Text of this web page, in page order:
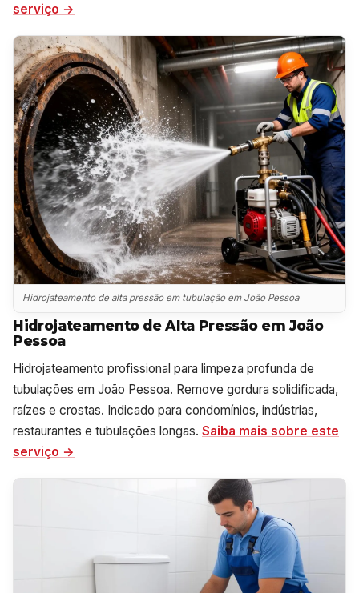
serviço →
Hidrojateamento de alta pressão em tubulação em João Pessoa
Hidrojateamento de Alta Pressão em João
Pessoa
Hidrojateamento profissional para limpeza profunda de
tubulações em João Pessoa. Remove gordura solidificada,
raízes e crostas. Indicado para condomínios, indústrias,
restaurantes e tubulações longas. Saiba mais sobre este
serviço →